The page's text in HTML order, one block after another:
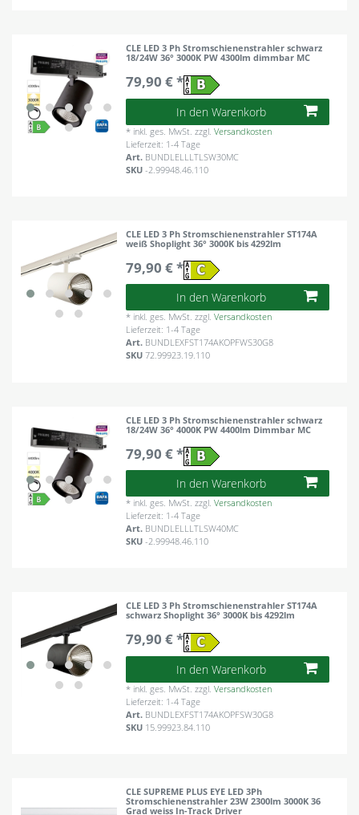
CLE LED 3 Ph Stromschienenstrahler schwarz
18/24W 36° 3000K PW 4300lm dimmbar MC
79,90 € *
In den Warenkorb
* inkl. ges. MwSt. zzgl.Versandkosten
Lieferzeit: 1-4 Tage
Art. BUNDLELLLTLSW30MC
SKU-2.99948.46.110
CLE LED 3 Ph Stromschienenstrahler ST174A
weiß Shoplight 36° 3000K bis 4292lm
79,90 € *
In den Warenkorb
* inkl. ges. MwSt. zzgl.Versandkosten
Lieferzeit: 1-4 Tage
Art. BUNDLEXFST174AKOPFWS30G8
SKU72.99923.19.110
CLE LED 3 Ph Stromschienenstrahler schwarz
18/24W 36° 4000K PW 4400lm Dimmbar MC
79,90 € *
In den Warenkorb
* inkl. ges. MwSt. zzgl.Versandkosten
Lieferzeit: 1-4 Tage
Art. BUNDLELLLTLSW40MC
SKU-2.99948.46.110
CLE LED 3 Ph Stromschienenstrahler ST174A
schwarz Shoplight 36° 3000K bis 4292lm
79,90 € *
In den Warenkorb
* inkl. ges. MwSt. zzgl.Versandkosten
Lieferzeit: 1-4 Tage
Art. BUNDLEXFST174AKOPFSW30G8
SKU 15.99923.84.110
CLE SUPREME PLUS EYE LED 3Ph
Stromschienenstrahler 23W 2300lm 3000K 36
Grad weiss In-Track Driver